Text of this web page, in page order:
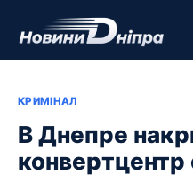
КРИМІНАЛ
В Днепре